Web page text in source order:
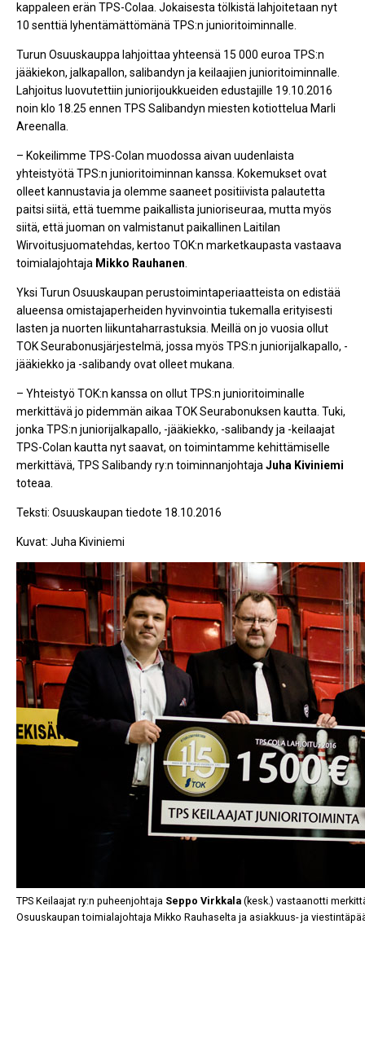
kappaleen erän TPS-Colaa. Jokaisesta tölkistä lahjoitetaan nyt
10 senttiä lyhentämättömänä TPS:n junioritoiminnalle.
Turun Osuuskauppa lahjoittaa yhteensä 15 000 euroa TPS:n
jääkiekon, jalkapallon, salibandyn ja keilaajien junioritoiminnalle.
Lahjoitus luovutettiin juniorijoukkueiden edustajille 19.10.2016
noin klo 18.25 ennen TPS Salibandyn miesten kotiottelua Marli
Areenalla.
– Kokeilimme TPS-Colan muodossa aivan uudenlaista
yhteistyötä TPS:n junioritoiminnan kanssa. Kokemukset ovat
olleet kannustavia ja olemme saaneet positiivista palautetta
paitsi siitä, että tuemme paikallista junioriseuraa, mutta myös
siitä, että juoman on valmistanut paikallinen Laitilan
Wirvoitusjuomatehdas, kertoo TOK:n marketkaupasta vastaava
toimialajohtaja Mikko Rauhanen
Yksi Turun Osuuskaupan perustoimintaperiaatteista on edistää
alueensa omistajaperheiden hyvinvointia tukemalla erityisesti
lasten ja nuorten liikuntaharrastuksia. Meillä on jo vuosia ollut
TOK Seurabonusjärjestelmä, jossa myös TPS:n juniorijalkapallo, -
jääkiekko ja -salibandy ovat olleet mukana.
– Yhteistyö TOK:n kanssa on ollut TPS:n junioritoiminalle
merkittävä jo pidemmän aikaa TOK Seurabonuksen kautta. Tuki,
jonka TPS:n juniorijalkapallo, -jääkiekko, -salibandy ja -keilaajat
TPS-Colan kautta nyt saavat, on toimintamme kehittämiselle
merkittävä, TPS Salibandy ry:n toiminnanjohtaja Juha Kiviniemi
toteaa.
Teksti: Osuuskaupan tiedote 18.10.2016
Kuvat: Juha Kiviniemi
TPS Keilaajat ry:n puheenjohtaja Seppo Virkkala (kesk.) vastaanotti
Osuuskaupan toimialajohtaja Mikko Rauhaselta ja asiakkuus- ja